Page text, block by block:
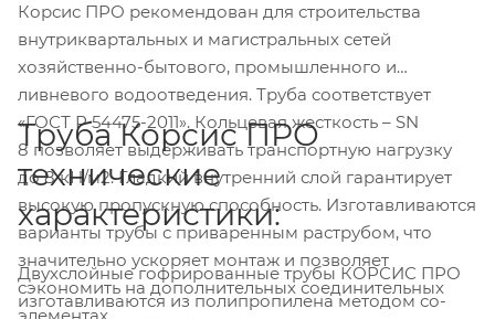
Корсис ПРО рекомендован для строительства
внутриквартальных и магистральных сетей
хозяйственно-бытового, промышленного и
ливневого водоотведения. Труба соответствует
«ГОСТ Р 54475-2011». Кольцевая жесткость – SN
8 позволяет выдерживать транспортную нагрузку
до 8 кН/м2. Гладкий внутренний слой гарантирует
высокую пропускную способность. Изготавливаются
варианты трубы с приваренным раструбом, что
значительно ускоряет монтаж и позволяет
сэкономить на дополнительных соединительных
Труба Корсис ПРО
технические
характеристики:
Двухслойные гофрированные трубы КОРСИС ПРО
изготавливаются из полипропилена методом со-